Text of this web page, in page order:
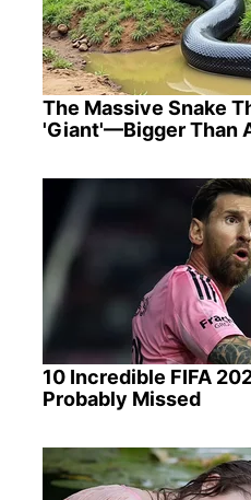
The Massive Snake
'Giant'—Bigger Than
10 Incredible FIFA
Probably Missed